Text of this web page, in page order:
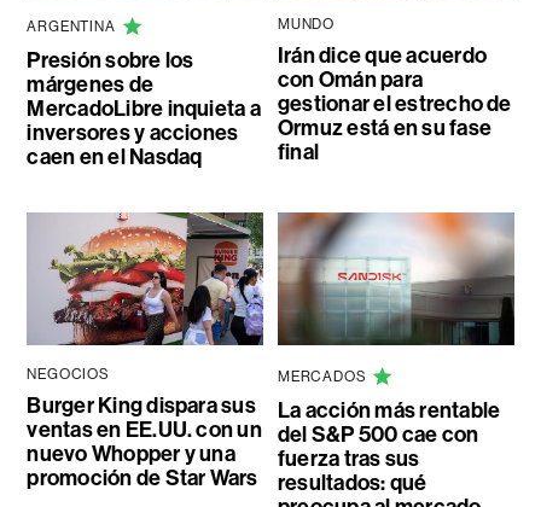
ARGENTINA
Presión sobre los
márgenes de
MercadoLibre inquieta a
inversores y acciones
caen en el Nasdaq
MUNDO
Irán dice que acuerdo
con Omán para
gestionar el estrecho de
Ormuz está en su fase
final
NEGOCIOS
Burger King dispara sus
ventas en EE.UU. con un
nuevo Whopper y una
promoción de Star Wars
MERCADOS
La acción más rentable
del S&P 500 cae con
fuerza tras sus
resultados: qué